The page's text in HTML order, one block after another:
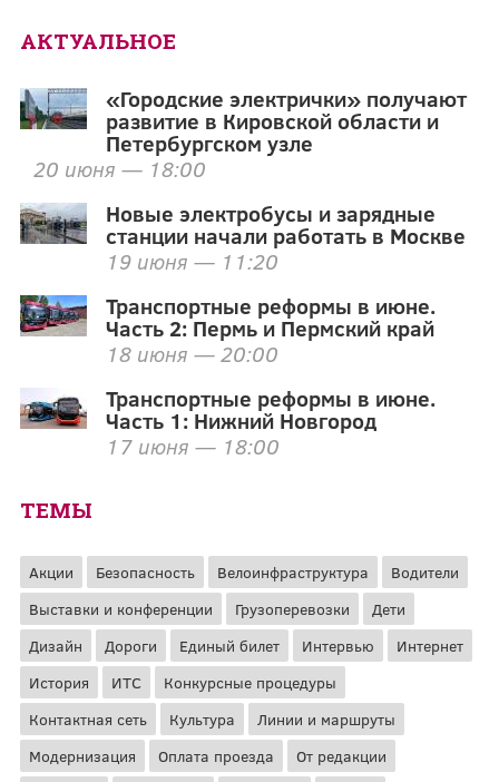
АКТУАЛЬНОЕ
«Городские электрички» получают
развитие в Кировской области и
Петербургском узле
20 июня — 18:00
Новые электробусы и зарядные
станции начали работать в Москве
19 июня — 11:20
Транспортные реформы в июне.
Часть 2: Пермь и Пермский край
18 июня — 20:00
Транспортные реформы в июне.
Часть 1: Нижний Новгород
17 июня — 18:00
ТЕМЫ
Акции Безопасность Велоинфраструктура
Водители
Выставки и конференции
Грузоперевозки
Дети
Дизайн
Дороги Единый билет Интервью
Интернет
История
ИТС
Конкурсные процедуры
Контактная сеть
Культура
Линии и маршруты
Модернизация
Оплата проезда От редакции